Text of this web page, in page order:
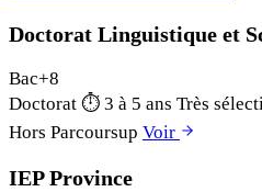
Doctorat Linguistique et
Bac+8
Doctorat ⏱ 3 à 5 ans Très
Hors Parcoursup Voir
IEP Province